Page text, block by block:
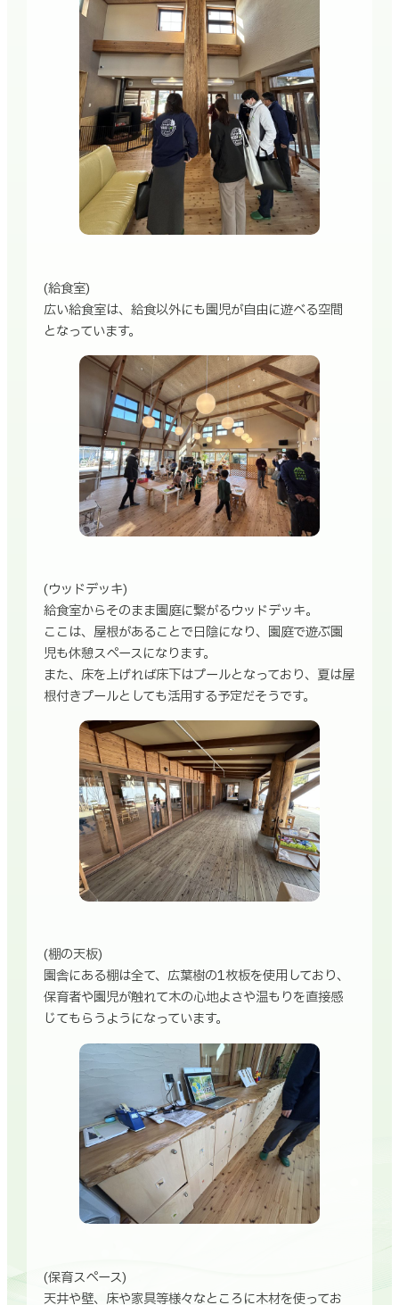
(給食室)
広い給食室は、給食以外にも園児が自由に遊べる空間
となっています。
(ウッドデッキ)
給食室からそのまま園庭に繋がるウッドデッキ。
ここは、屋根があることで日陰になり、園庭で遊ぶ園
児も休憩スペースになります。
また、床を上げれば床下はプールとなっており、夏は屋
根付きプールとしても活用する予定だそうです。
(棚の天板)
園舎にある棚は全て、広葉樹の1枚板を使用しており、
保育者や園児が触れて木の心地よさや温もりを直接感
じてもらうようになっています。
(保育スペース)
天井や壁、床や家具等様々なところに木材を使ってお